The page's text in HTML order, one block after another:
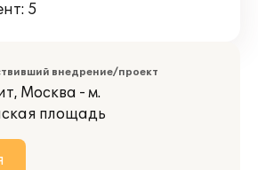
5
внедрение/проект
Москва - м.
площадь